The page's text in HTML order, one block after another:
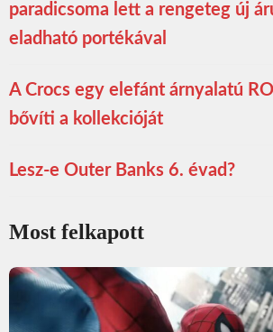
paradicsoma lett a rengeteg új
eladható portékával
A Crocs egy elefánt árnyalatú
bővíti a kollekcióját
Lesz-e Outer Banks 6. évad?
Most felkapott